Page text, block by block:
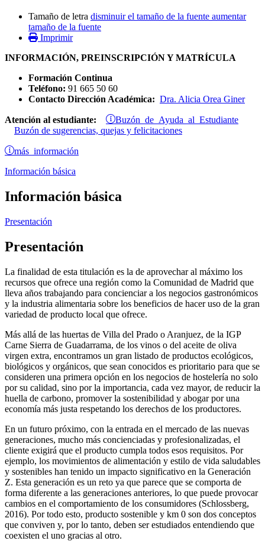
Tamaño de letra disminuir el tamaño de la fuente aumentar
tamaño de la fuente
Imprimir
INFORMACIÓN, PREINSCRIPCIÓN Y MATRÍCULA
Formación Continua
Teléfono: 91 665 50 60
Contacto Dirección Académica: Dra. Alicia Orea Giner
Atención al estudiante: Buzón de Ayuda al Estudiante
Buzón de sugerencias, quejas y felicitaciones
más información
Información básica
Información básica
Presentación
Presentación
La finalidad de esta titulación es la de aprovechar al máximo los
recursos que ofrece una región como la Comunidad de Madrid que
lleva años trabajando para concienciar a los negocios gastronómicos
y la industria alimentaria sobre los beneficios de hacer uso de la gran
variedad de producto local que ofrece.
Más allá de las huertas de Villa del Prado o Aranjuez, de la IGP
Carne Sierra de Guadarrama, de los vinos o del aceite de oliva
virgen extra, encontramos un gran listado de productos ecológicos,
biológicos y orgánicos, que sean conocidos es prioritario para que se
consideren una primera opción en los negocios de hostelería no solo
por su calidad, sino por la importancia, cada vez mayor, de reducir la
huella de carbono, promover la sostenibilidad y abogar por una
economía más justa respetando los derechos de los productores.
En un futuro próximo, con la entrada en el mercado de las nuevas
generaciones, mucho más concienciadas y profesionalizadas, el
cliente exigirá que el producto cumpla todos esos requisitos. Por
ejemplo, los movimientos de alimentación y estilo de vida saludables
y sostenibles han tenido un impacto significativo en la Generación
Z. Esta generación es un reto ya que parece que se comporta de
forma diferente a las generaciones anteriores, lo que puede provocar
cambios en el comportamiento de los consumidores (Schlossberg,
2016). Por todo esto, producto sostenible y km 0 son dos conceptos
que conviven y, por lo tanto, deben ser estudiados entendiendo que
coexisten el uno gracias al otro.